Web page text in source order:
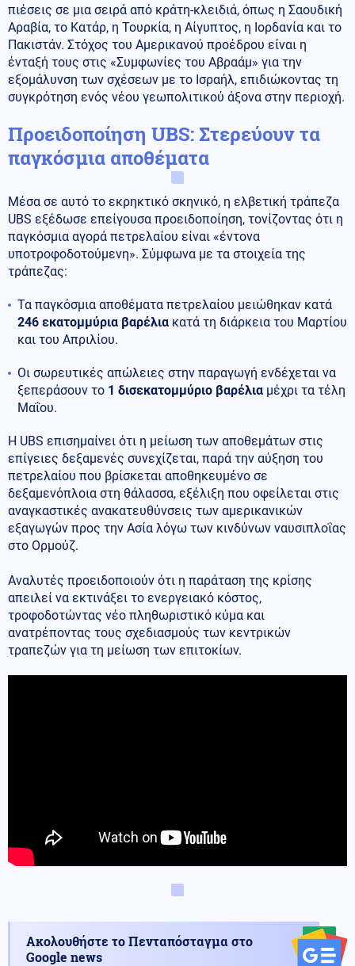
πιέσεις σε μια σειρά από κράτη-κλειδιά, όπως η Σαουδική
Αραβία, το Κατάρ, η Τουρκία, η Αίγυπτος, η Ιορδανία και το
Πακιστάν. Στόχος του Αμερικανού προέδρου είναι η
ένταξή τους στις «Συμφωνίες του Αβραάμ» για την
εξομάλυνση των σχέσεων με το Ισραήλ, επιδιώκοντας τη
συγκρότηση ενός νέου γεωπολιτικού άξονα στην περιοχή.
Προειδοποίηση UBS: Στερεύουν τα
παγκόσμια αποθέματα
Μέσα σε αυτό το εκρηκτικό σκηνικό, η ελβετική τράπεζα
UBS εξέδωσε επείγουσα προειδοποίηση, τονίζοντας ότι η
παγκόσμια αγορά πετρελαίου είναι «έντονα
υποτροφοδοτούμενη». Σύμφωνα με τα στοιχεία της
τράπεζας:
Τα παγκόσμια αποθέματα πετρελαίου μειώθηκαν κατά
246 εκατομμύρια βαρέλια κατά τη διάρκεια του Μαρτίου
και του Απριλίου.
Οι σωρευτικές απώλειες στην παραγωγή ενδέχεται να
ξεπεράσουν το 1 δισεκατομμύριο βαρέλια μέχρι τα τέλη
Μαΐου.
Η UBS επισημαίνει ότι η μείωση των αποθεμάτων στις
επίγειες δεξαμενές συνεχίζεται, παρά την αύξηση του
πετρελαίου που βρίσκεται αποθηκευμένο σε
δεξαμενόπλοια στη θάλασσα, εξέλιξη που οφείλεται στις
αναγκαστικές ανακατευθύνσεις των αμερικανικών
εξαγωγών προς την Ασία λόγω των κινδύνων ναυσιπλοΐας
στο Ορμούζ.
Αναλυτές προειδοποιούν ότι η παράταση της κρίσης
απειλεί να εκτινάξει το ενεργειακό κόστος,
τροφοδοτώντας νέο πληθωριστικό κύμα και
ανατρέποντας τους σχεδιασμούς των κεντρικών
τραπεζών για τη μείωση των επιτοκίων.
Ακολουθήστε το Πενταπόσταγμα στο
Google news